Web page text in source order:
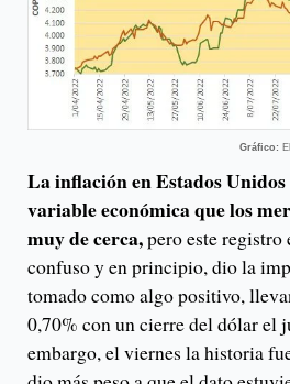
Gráfico:
La inflación en Estados Unidos
variable económica que los
muy de cerca,pero este
confuso y en principio, dio la
tomado como algo positivo,
0,70% con un cierre del dólar el
embargo, el viernes la historia